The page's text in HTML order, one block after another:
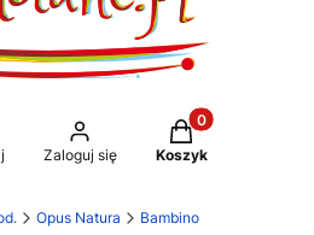
wyszukiwarkę
Zaloguj się
Produkty w
Koszyk
Opus Natura Bambino